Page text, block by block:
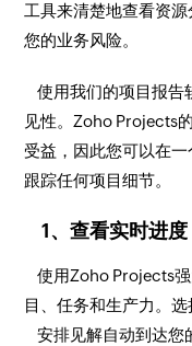
工具来清楚地查看资
您的业务风险。
使用我们的项目报告
见性。Zoho Projects
受益，因此您可以在
跟踪任何项目细节。
1、查看实时进度
使用Zoho Projects
目、任务和生产力。
安排见解自动到达您